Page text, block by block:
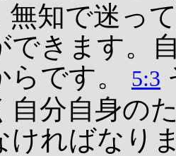
無知で迷っ
できます。
です。
5:3
自分自身の
ければなり